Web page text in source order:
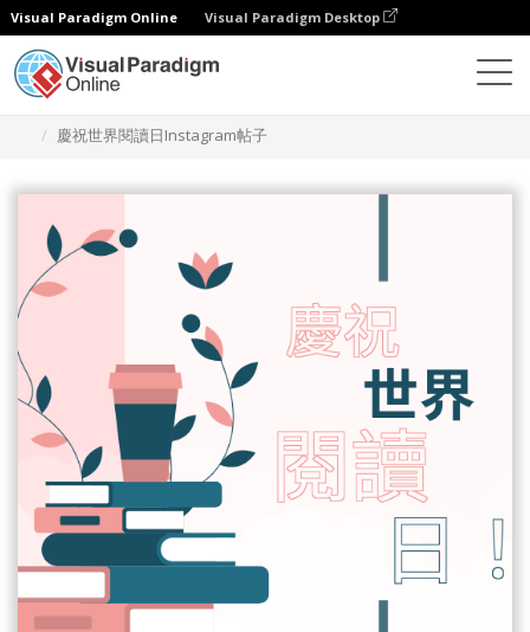
Visual Paradigm Online Visual Paradigm Desktop
慶祝世界閱讀日Instagram帖子